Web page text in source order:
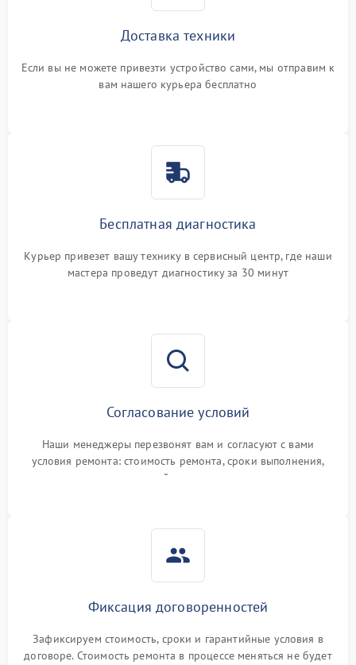
Доставка техники
Если вы не можете привезти устройство сами, мы отправим к
вам нашего курьера бесплатно
Бесплатная диагностика
Курьер привезет вашу технику в сервисный центр, где наши
мастера проведут диагностику за 30 минут
Согласование условий
Наши менеджеры перезвонят вам и согласуют с вами
условия ремонта: стоимость ремонта, сроки выполнения,
гарантийные условия
Фиксация договоренностей
Зафиксируем стоимость, сроки и гарантийные условия в
договоре. Стоимость ремонта в процессе меняться не будет